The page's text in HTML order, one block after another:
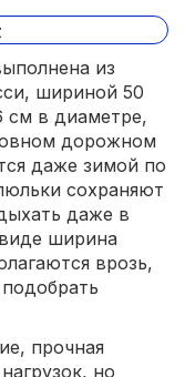
из
шириной 50
см в диаметре,
дорожном
даже зимой по
сохраняют
даже в
ширина
врозь,
прочная
но